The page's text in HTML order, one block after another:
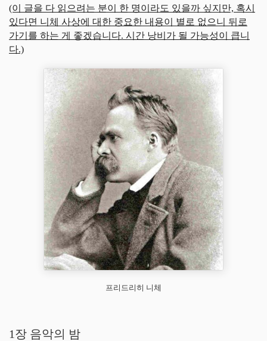
(이 글을 다 읽으려는 분이 한 명이라도 있을까 싶지만, 혹시
있다면 니체 사상에 대한 중요한 내용이 별로 없으니 뒤로
가기를 하는 게 좋겠습니다. 시간 낭비가 될 가능성이 큽니
다.)
프리드리히 니체
1장 음악의 밤